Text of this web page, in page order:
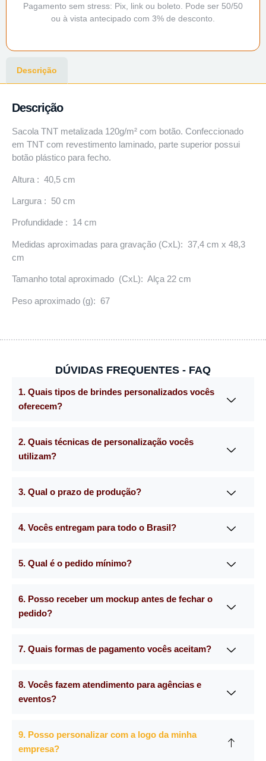
Pagamento sem stress: Pix, link ou boleto. Pode ser 50/50
ou à vista antecipado com 3% de desconto.
Descrição
Descrição
Sacola TNT metalizada 120g/m² com botão. Confeccionado
em TNT com revestimento laminado, parte superior possui
botão plástico para fecho.
Altura : 40,5 cm
Largura : 50 cm
Profundidade : 14 cm
Medidas aproximadas para gravação (CxL): 37,4 cm x 48,3
cm
Tamanho total aproximado (CxL): Alça 22 cm
Peso aproximado (g): 67
DÚVIDAS FREQUENTES - FAQ
1. Quais tipos de brindes personalizados vocês
oferecem?
2. Quais técnicas de personalização vocês
utilizam?
3. Qual o prazo de produção?
4. Vocês entregam para todo o Brasil?
5. Qual é o pedido mínimo?
6. Posso receber um mockup antes de fechar o
pedido?
7. Quais formas de pagamento vocês aceitam?
8. Vocês fazem atendimento para agências e
eventos?
9. Posso personalizar com a logo da minha
empresa?